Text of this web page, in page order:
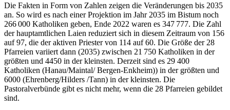
Die Fakten in Form von Zahlen zeigen die Veränderungen bis 2035
an. So wird es nach einer Projektion im Jahr 2035 im Bistum noch
266 000 Katholiken geben, Ende 2022 waren es 347 777. Die Zahl
der hauptamtlichen Laien reduziert sich in diesem Zeitraum von 156
auf 97, die der aktiven Priester von 114 auf 60. Die Größe der 28
Pfarreien variiert dann (2035) zwischen 21 750 Katholiken in der
größten und 4450 in der kleinsten. Derzeit sind es 29 400
Katholiken (Hanau/Maintal/ Bergen-Enkheim)) in der größten und
6000 (Ehrenberg/Hilders /Tann) in der kleinsten. Die
Pastoralverbünde gibt es nicht mehr, wenn die 28 Pfarreien gebildet
sind.